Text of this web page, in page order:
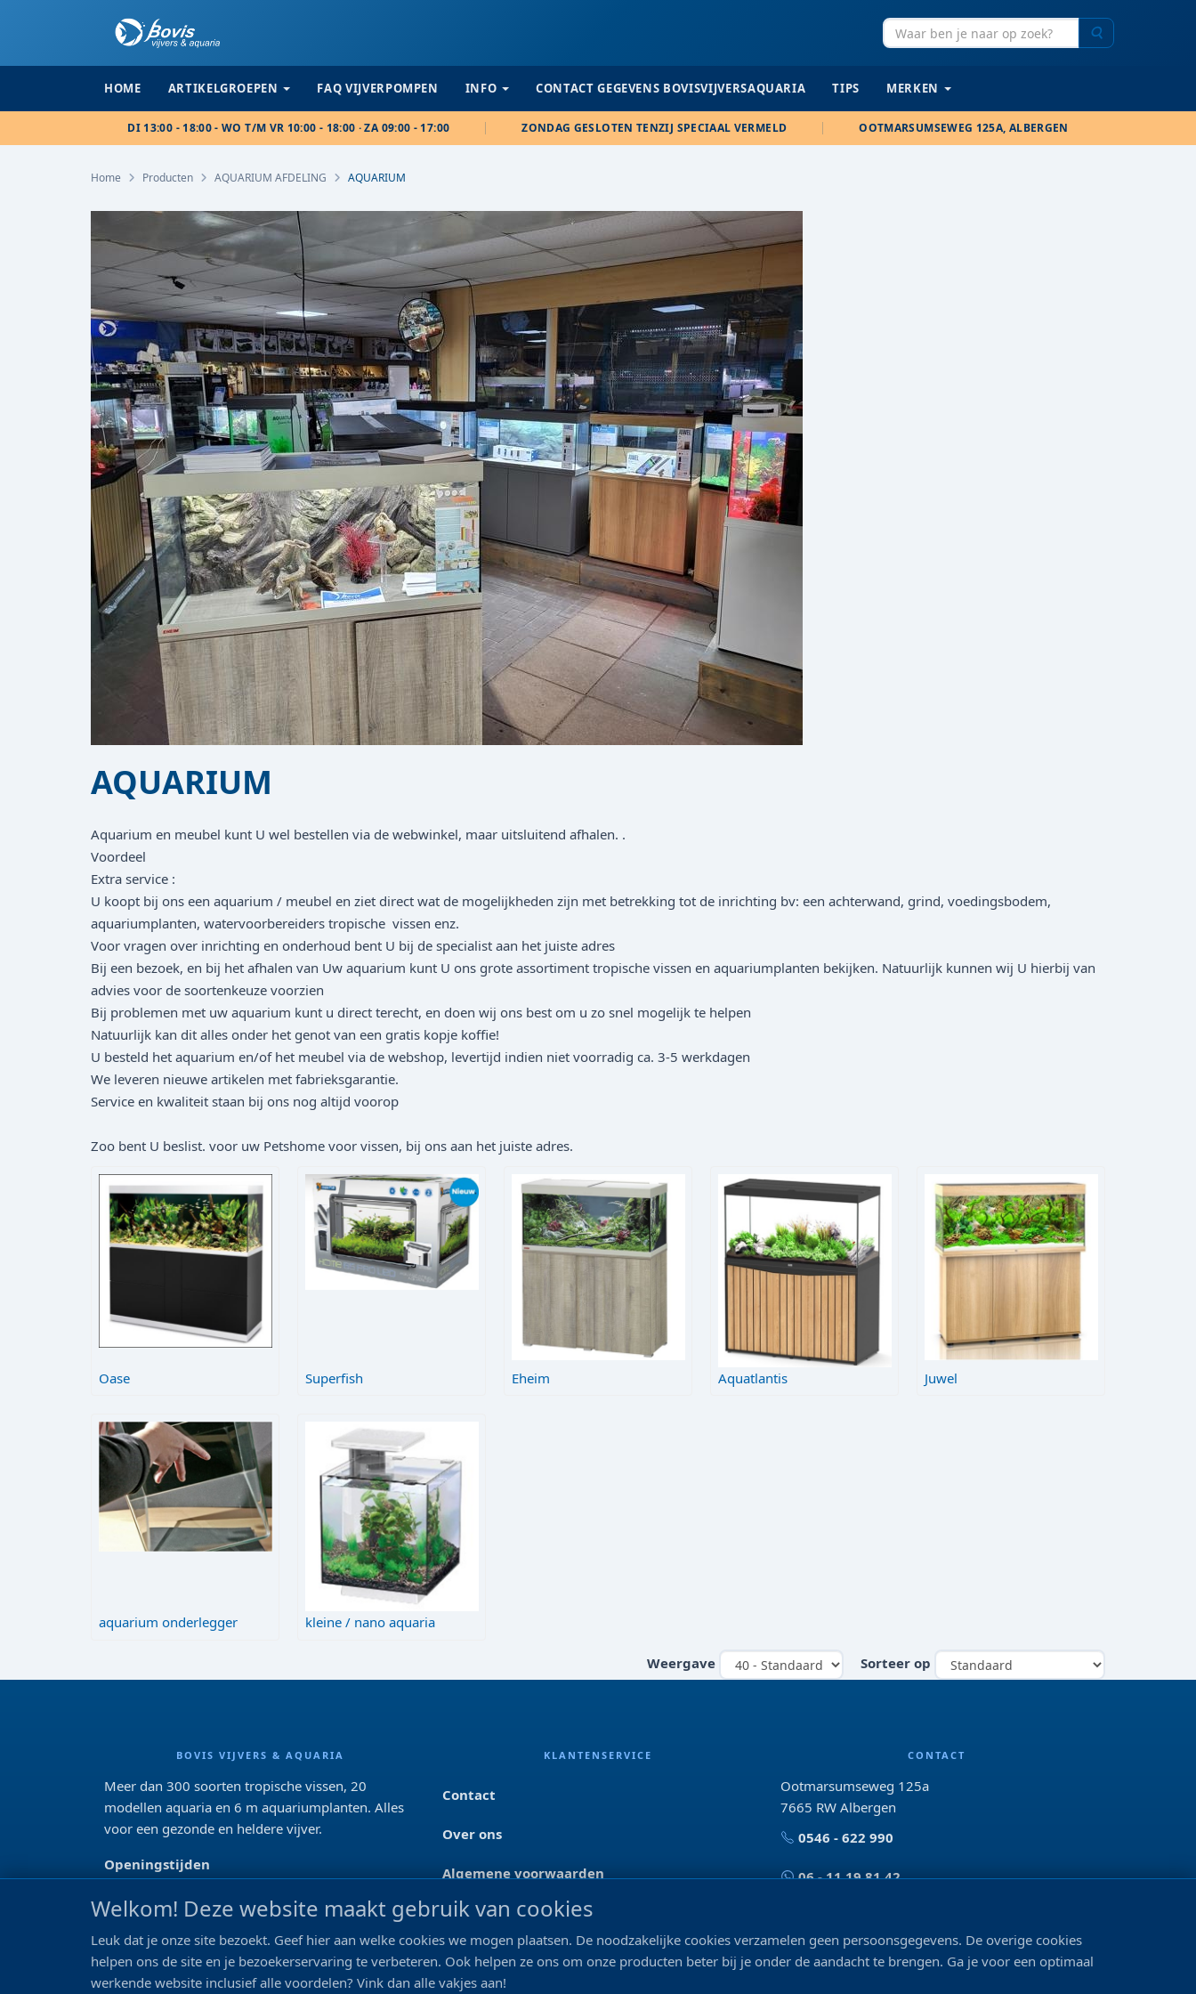
HOME ARTIKELGROEPEN FAQ VIJVERPOMPEN INFO CONTACT GEGEVENS BOVISVIJVERSAQUARIA TIPS MERKEN
DI 13:00 - 18:00 - WO T/M VR 10:00 - 18:00 · ZA 09:00 - 17:00 ZONDAG GESLOTEN TENZIJ SPECIAAL VERMELD OOTMARSUMSEWEG 125A, ALBERGEN
Home Producten AQUARIUM AFDELING AQUARIUM
AQUARIUM
Aquarium en meubel kunt U wel bestellen via de webwinkel, maar uitsluitend afhalen. .
Voordeel
Extra service :
U koopt bij ons een aquarium / meubel en ziet direct wat de mogelijkheden zijn met betrekking tot de inrichting bv: een achterwand, grind, voedingsbodem,
aquariumplanten, watervoorbereiders tropische vissen enz.
Voor vragen over inrichting en onderhoud bent U bij de specialist aan het juiste adres
Bij een bezoek, en bij het afhalen van Uw aquarium kunt U ons grote assortiment tropische vissen en aquariumplanten bekijken. Natuurlijk kunnen wij U hierbij van
advies voor de soortenkeuze voorzien
Bij problemen met uw aquarium kunt u direct terecht, en doen wij ons best om u zo snel mogelijk te helpen
Natuurlijk kan dit alles onder het genot van een gratis kopje koffie!
U besteld het aquarium en/of het meubel via de webshop, levertijd indien niet voorradig ca. 3-5 werkdagen
We leveren nieuwe artikelen met fabrieksgarantie.
Service en kwaliteit staan bij ons nog altijd voorop
Zoo bent U beslist. voor uw Petshome voor vissen, bij ons aan het juiste adres.
Oase Superfish Eheim Aquatlantis Juwel
aquarium onderlegger kleine / nano aquaria
Weergave Sorteer op
BOVIS VIJVERS & AQUARIA
Meer dan 300 soorten tropische vissen, 20
modellen aquaria en 6 m aquariumplanten. Alles
voor een gezonde en heldere vijver.
Openingstijden
Di 13:00 - 18:00 Wo-Vr: 10:00 - 18:00
Za: 09:00 - 17:00
REVIEWS
KLANTENSERVICE
Contact
Over ons
Algemene voorwaarden
Privacyverklaring
Blog & tips
Merken
CONTACT
Ootmarsumseweg 125a
7665 RW Albergen
0546 - 622 990
06 - 11 19 81 42
VOLG ONS
Welkom! Deze website maakt gebruik van cookies
Leuk dat je onze site bezoekt. Geef hier aan welke cookies we mogen plaatsen. De noodzakelijke cookies verzamelen geen persoonsgegevens. De overige cookies
helpen ons de site en je bezoekerservaring te verbeteren. Ook helpen ze ons om onze producten beter bij je onder de aandacht te brengen. Ga je voor een optimaal
werkende website inclusief alle voordelen? Vink dan alle vakjes aan!